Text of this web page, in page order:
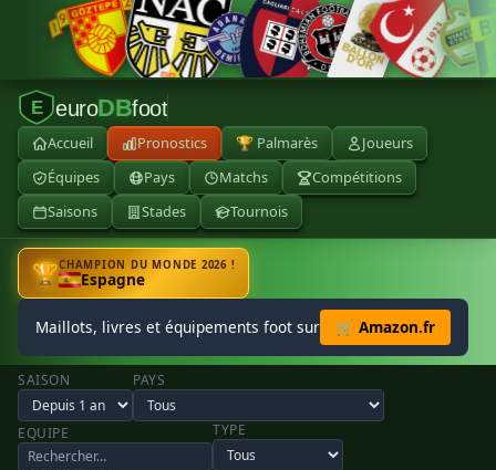
E euroDBfoot
Accueil Pronostics 🏆 Palmarès
Joueurs
Équipes
Pays Matchs
Compétitions
Saisons
Stades Tournois
🏆CHAMPION DU MONDE 2026 !
Espagne
Maillots, livres et équipements foot sur 🛒 Amazon.fr
SAISON PAYS
EQUIPE TYPE